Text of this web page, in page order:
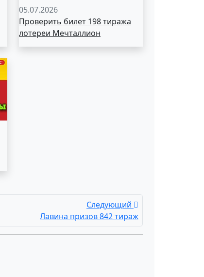
05.07.2026
Проверить билет 198 тиража
лотереи Мечталлион
Следующий
Лавина призов 842 тираж